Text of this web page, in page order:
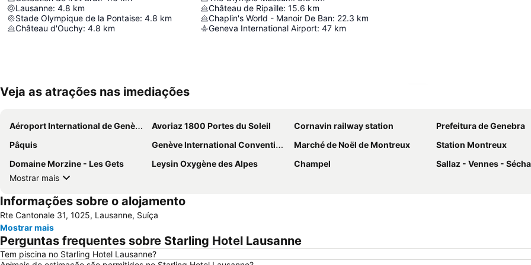
Lausanne: 4.8 km
Stade Olympique de la Pontaise: 4.8 km
Château d'Ouchy: 4.8 km
Château de Ripaille: 15.6 km
Chaplin's World - Manoir De Ban: 22.3 km
Geneva International Airport: 47 km
Veja as atrações nas imediações
Aéroport International de Genève - Geneva International Airport Avoriaz 1800 Portes du Soleil Cornavin railway station
Prefeitura de Genebra
Pâquis
Genève International Convention Centre Marché de Noël de Montreux
Station Montreux
Domaine Morzine - Les Gets
Leysin Oxygène des Alpes Champel
Sallaz - Vennes -
Mostrar mais
Informações sobre o alojamento
Rte Cantonale 31, 1025, Lausanne, Suíça
Mostrar mais
Perguntas frequentes sobre Starling Hotel Lausanne
Tem piscina no Starling Hotel Lausanne?